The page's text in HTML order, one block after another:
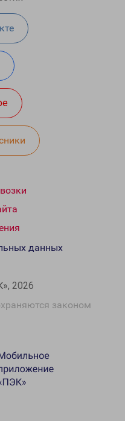
2026
законом
данных